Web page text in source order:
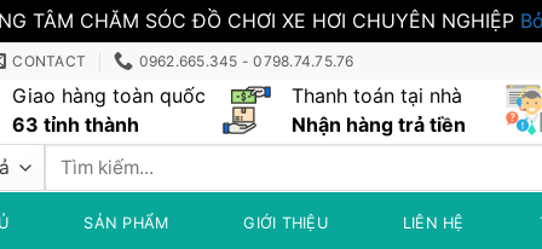
TÂM CHĂM SÓC ĐỒ CHƠI XE HƠI CHUYÊN NGHIỆP
CONTACT 0962.665.345 - 0798.74.75.76
Giao hàng toàn quốc
63 tỉnh thành
Thanh toán tại nhà
Nhận hàng trả tiền
Tìm
SẢN PHẨM GIỚI THIỆU LIÊN HỆ